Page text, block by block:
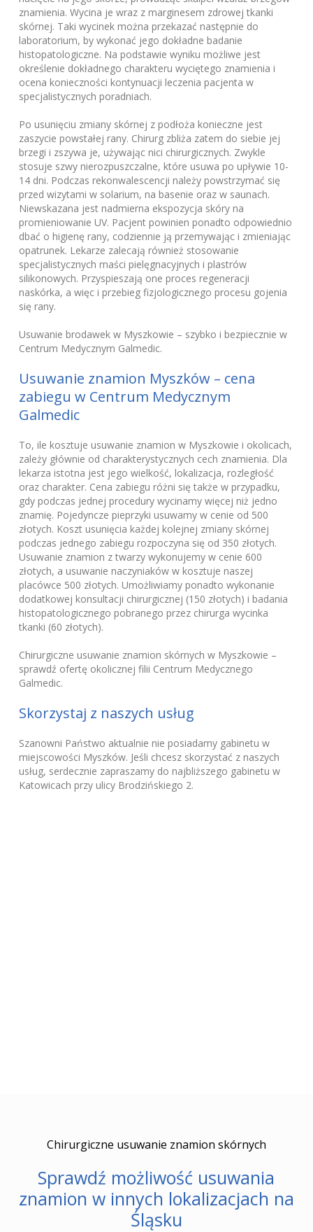
znamienia. Wycina je wraz z marginesem zdrowej tkanki
skórnej. Taki wycinek można przekazać następnie do
laboratorium, by wykonać jego dokładne badanie
histopatologiczne. Na podstawie wyniku możliwe jest
określenie dokładnego charakteru wyciętego znamienia i
ocena konieczności kontynuacji leczenia pacjenta w
specjalistycznych poradniach.
Po usunięciu zmiany skórnej z podłoża konieczne jest
zaszycie powstałej rany. Chirurg zbliża zatem do siebie jej
brzegi i zszywa je, używając nici chirurgicznych. Zwykle
stosuje szwy nierozpuszczalne, które usuwa po upływie 10-
14 dni. Podczas rekonwalescencji należy powstrzymać się
przed wizytami w solarium, na basenie oraz w saunach.
Niewskazana jest nadmierna ekspozycja skóry na
promieniowanie UV. Pacjent powinien ponadto odpowiednio
dbać o higienę rany, codziennie ją przemywając i zmieniając
opatrunek. Lekarze zalecają również stosowanie
specjalistycznych maści pielęgnacyjnych i plastrów
silikonowych. Przyspieszają one proces regeneracji
naskórka, a więc i przebieg fizjologicznego procesu gojenia
się rany.
Usuwanie brodawek w Myszkowie – szybko i bezpiecznie w
Centrum Medycznym Galmedic.
Usuwanie znamion Myszków – cena
zabiegu w Centrum Medycznym
Galmedic
To, ile kosztuje usuwanie znamion w Myszkowie i okolicach,
zależy głównie od charakterystycznych cech znamienia. Dla
lekarza istotna jest jego wielkość, lokalizacja, rozległość
oraz charakter. Cena zabiegu różni się także w przypadku,
gdy podczas jednej procedury wycinamy więcej niż jedno
znamię. Pojedyncze pieprzyki usuwamy w cenie od 500
złotych. Koszt usunięcia każdej kolejnej zmiany skórnej
podczas jednego zabiegu rozpoczyna się od 350 złotych.
Usuwanie znamion z twarzy wykonujemy w cenie 600
złotych, a usuwanie naczyniaków w kosztuje naszej
placówce 500 złotych. Umożliwiamy ponadto wykonanie
dodatkowej konsultacji chirurgicznej (150 złotych) i badania
histopatologicznego pobranego przez chirurga wycinka
tkanki (60 złotych).
Chirurgiczne usuwanie znamion skórnych w Myszkowie –
sprawdź ofertę okolicznej filii Centrum Medycznego
Galmedic.
Skorzystaj z naszych usług
Szanowni Państwo aktualnie nie posiadamy gabinetu w
miejscowości Myszków. Jeśli chcesz skorzystać z naszych
usług, serdecznie zapraszamy do najbliższego gabinetu w
Katowicach przy ulicy Brodzińskiego 2.
Chirurgiczne usuwanie znamion skórnych
Sprawdź możliwość usuwania
znamion w innych lokalizacjach na
Śląsku